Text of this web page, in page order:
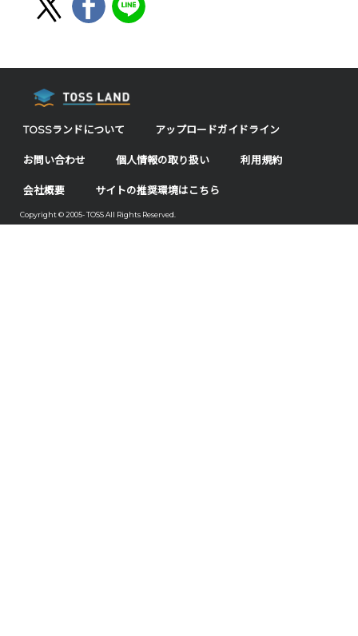
TOSSランドについて アップロードガイドライン
お問い合わせ 個人情報の取り扱い 利用規約
会社概要 サイトの推奨環境はこちら
Copyright © 2005- TOSS All Rights Reserved.